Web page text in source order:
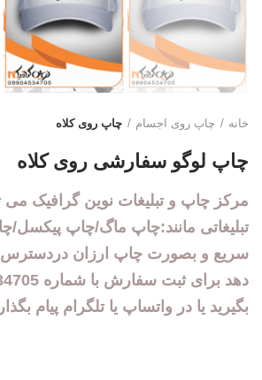
خانه چاپ روی اجسام چاپ روی کلاه
چاپ لوگو سفارشی روی کلاه
مرکز چاپ و تبلیغات نوین گرافیک می
تبلیغاتی مانند:چاپ ماگ/چاپ
سریع و بصورت چاپ ارزان دردسترس
بگیرید یا در واتساپ یا تلگرام پیام